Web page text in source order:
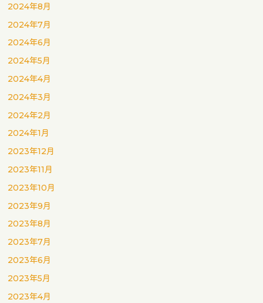
2024年8月
2024年7月
2024年6月
2024年5月
2024年4月
2024年3月
2024年2月
2024年1月
2023年12月
2023年11月
2023年10月
2023年9月
2023年8月
2023年7月
2023年6月
2023年5月
2023年4月